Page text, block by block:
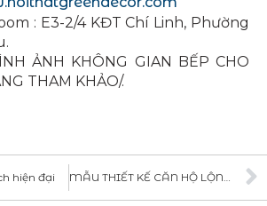
: E3-2/4 KĐT Chí Linh, Phường
ẢNH KHÔNG GIAN BẾP CHO
THAM KHẢO/.
hiện đại MẪU THIẾT KẾ CĂN HỘ LỘNG LẪY & HIỆN ĐẠI